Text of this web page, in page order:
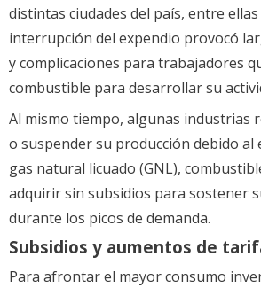
distintas ciudades del país, entre ellas
interrupción del expendio provocó
y complicaciones para trabajadores
combustible para desarrollar su
Al mismo tiempo, algunas industrias
o suspender su producción debido al
gas natural licuado (GNL),
adquirir sin subsidios para sostener
durante los picos de demanda.
Subsidios y aumentos de
Para afrontar el mayor consumo